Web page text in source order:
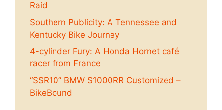
Raid
Southern Publicity: A Tennessee and
Kentucky Bike Journey
4-cylinder Fury: A Honda Hornet café
racer from France
“SSR10” BMW S1000RR Customized –
BikeBound